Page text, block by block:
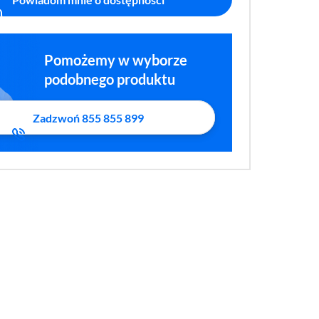
Pomożemy w wyborze
podobnego produktu
Zadzwoń 855 855 899